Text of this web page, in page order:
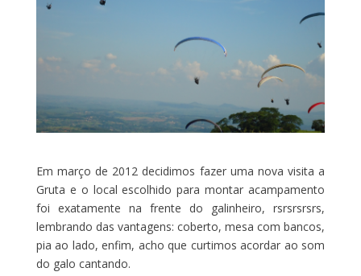
Em março de 2012 decidimos fazer uma nova visita a
Gruta e o local escolhido para montar acampamento
foi exatamente na frente do galinheiro, rsrsrsrsrs,
lembrando das vantagens: coberto, mesa com bancos,
pia ao lado, enfim, acho que curtimos acordar ao som
do galo cantando.